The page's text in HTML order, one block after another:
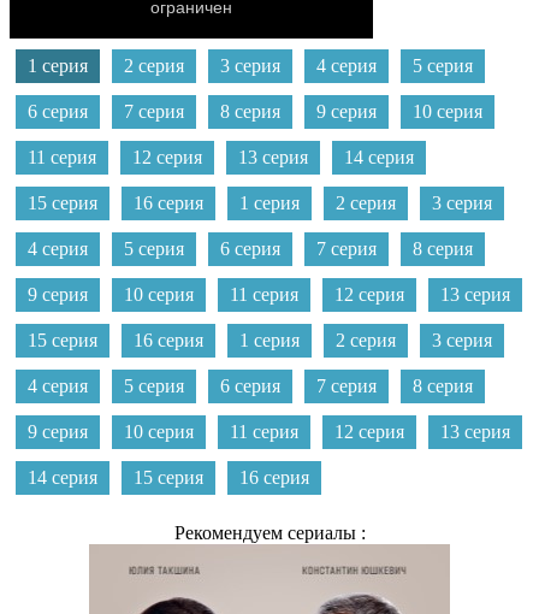
1 серия 2 серия 3 серия 4 серия 5 серия
6 серия 7 серия 8 серия 9 серия 10 серия
11 серия 12 серия 13 серия 14 серия
15 серия 16 серия 1 серия 2 серия 3 серия
4 серия 5 серия 6 серия 7 серия 8 серия
9 серия 10 серия 11 серия 12 серия 13 серия
15 серия 16 серия 1 серия 2 серия 3 серия
4 серия 5 серия 6 серия 7 серия 8 серия
9 серия 10 серия 11 серия 12 серия 13 серия
14 серия 15 серия 16 серия
Рекомендуем сериалы :